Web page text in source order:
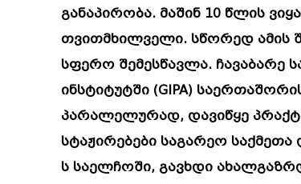
განაპირობა. მაშინ 10 წლის
თვითმხილველი. სწორედ ამის
სფერო შემესწავლა. ჩავაბარე
ინსტიტუტში (GIPA)
პარალელურად, დავიწყე
სტაჟირებები საგარეო
ს საელჩოში, გავხდი